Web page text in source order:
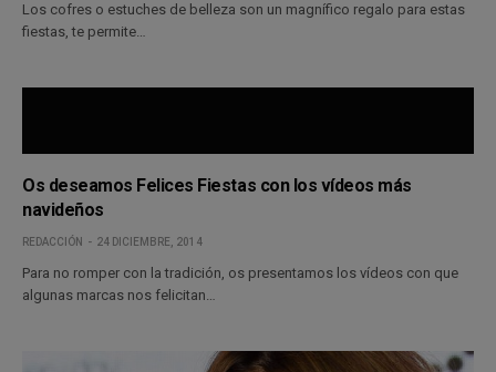
Los cofres o estuches de belleza son un magnífico regalo para estas
fiestas, te permite…
Os deseamos Felices Fiestas con los vídeos más
navideños
REDACCIÓN 24 DICIEMBRE, 2014
Para no romper con la tradición, os presentamos los vídeos con que
algunas marcas nos felicitan…